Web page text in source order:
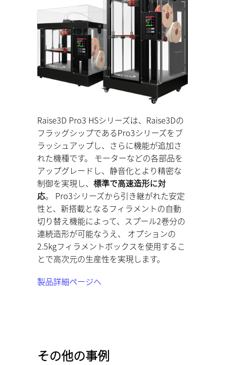
Raise3D Pro3 HSシリーズは、Raise3Dの
フラッグシップであるPro3シリーズをブ
ラッシュアップし、さらに機能が追加さ
れた機種です。 モーターなどの各部品を
アップグレードし、静音化とより精密な
制御を実現し、 標準で高速造形に対
応。 Pro3シリーズから引き継がれた安定
性と、新搭載となるフィラメントの自動
切り替え機能によって、スプール2巻分の
連続造形が可能なうえ、 オプションの
2.5kgフィラメントボックスを使用するこ
とで高次元の生産性を実現します。
製品詳細ページへ
その他の事例